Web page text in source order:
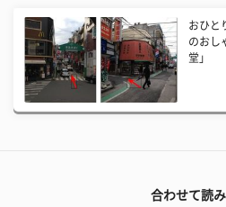
おひと
のおし
堂」
合わせて読